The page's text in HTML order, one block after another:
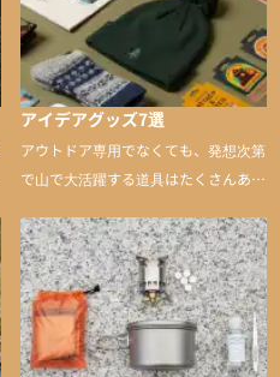
アイデアグッズ7選
アウトドア専用でなくても、発想次第
で山で大活躍する道具はたくさんあり
山に持ち込むと快適性や安心感をグッ
と引き上げてくれる――そんな意外性
のあるアイテムを紹介